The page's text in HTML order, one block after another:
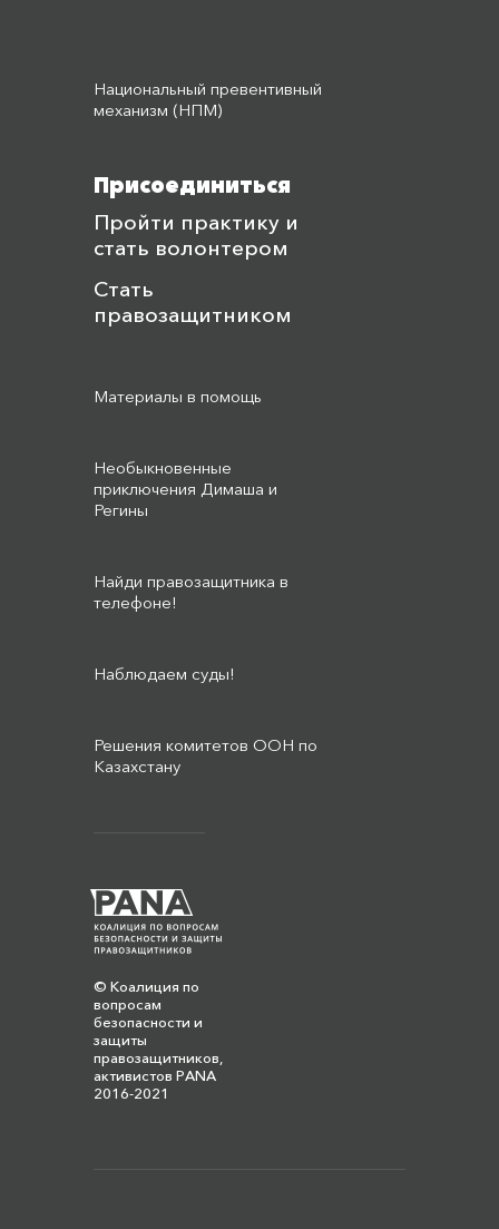
© Коалиция по
вопросам
безопасности и
защиты
правозащитников,
активистов PANA
2016-2021
Национальный превентивный
механизм (НПМ)
Присоединиться
Пройти практику и
стать волонтером
Стать
правозащитником
Материалы в помощь
Необыкновенные
приключения Димаша и
Регины
Найди правозащитника в
телефоне!
Наблюдаем суды!
Решения комитетов ООН по
Казахстану